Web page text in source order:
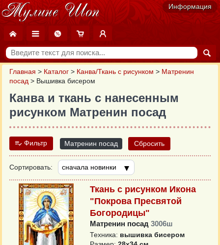
Информация
Главная > Каталог > Канва/Ткань с рисунком > Матренин
посад > Вышивка бисером
Канва и ткань с нанесенным
рисунком Матренин посад
Фильтр Матренин посад Сбросить
Сортировать:
Ткань с рисунком Икона
"Покрова Пресвятой
Богородицы"
Матренин посад 3006ш
Техника: вышивка бисером